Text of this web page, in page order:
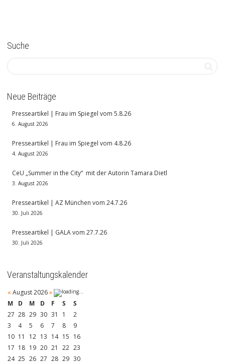
Suche
Neue Beiträge
Presseartikel | Frau im Spiegel vom 5.8.26
6. August 2026
Presseartikel | Frau im Spiegel vom 4.8.26
4. August 2026
CeU „Summer in the City“ mit der Autorin Tamara Dietl
3. August 2026
Presseartikel | AZ München vom 24.7.26
30. Juli 2026
Presseartikel | GALA vom 27.7.26
30. Juli 2026
Veranstaltungskalender
« August 2026»
M
D M D F S
S
27 28 29 30 31 1
2
3
4 5 6 7 8
9
10 11 12 13 14 15 16
17 18 19 20 21 22 23
24 25 26 27 28 29 30